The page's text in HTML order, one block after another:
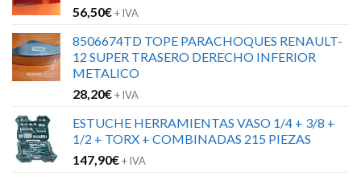
56,50€+ IVA
8506674TD TOPE PARACHOQUES RENAULT-
12 SUPER TRASERO DERECHO INFERIOR
METALICO
28,20€+ IVA
ESTUCHE HERRAMIENTAS VASO 1/4 + 3/8 +
1/2 + TORX + COMBINADAS 215 PIEZAS
147,90€+ IVA